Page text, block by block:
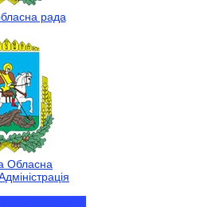
рада
Обласна